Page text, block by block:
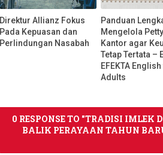
Direktur Allianz Fokus
Pada Kepuasan dan
Perlindungan Nasabah
Panduan
Mengelola
Kantor agar
Tetap Tertata –
EFEKTA
Adults
0 RESPONSE TO "TRADISI IMLEK
BALIK PERAYAAN TAHUN